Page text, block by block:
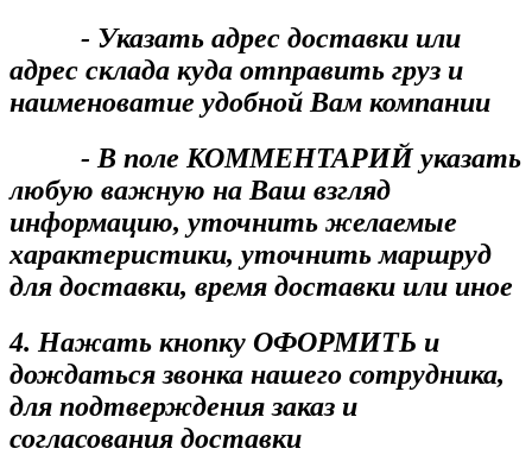
- Указать адрес доставки или
адрес склада куда отправить груз и
наименоватие удобной Вам компании
- В поле КОММЕНТАРИЙ указать
любую важную на Ваш взгляд
информацию, уточнить желаемые
характеристики, уточнить маршруд
для доставки, время доставки или иное
4. Нажать кнопку ОФОРМИТЬ и
дождаться звонка нашего сотрудника,
для подтверждения заказ и
согласования доставки